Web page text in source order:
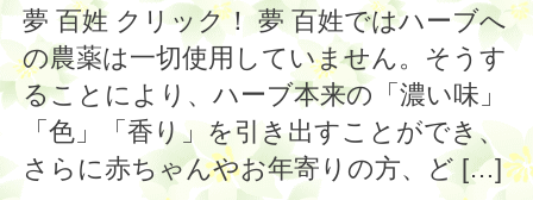
夢 百姓 クリック！ 夢 百姓ではハーブへ
の農薬は一切使用していません。そうす
ることにより、ハーブ本来の「濃い味」
「色」「香り」を引き出すことができ、
さらに赤ちゃんやお年寄りの方、ど […]